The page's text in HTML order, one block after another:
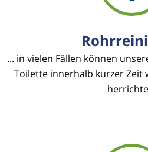
... in vielen Fällen können
Toilette innerhalb kurzer